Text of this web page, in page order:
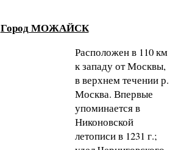
Город МОЖАЙСК
Расположен в 110 км
к западу от Москвы,
в верхнем течении р.
Москва. Впервые
упоминается в
Никоновской
летописи в 1231 г.;